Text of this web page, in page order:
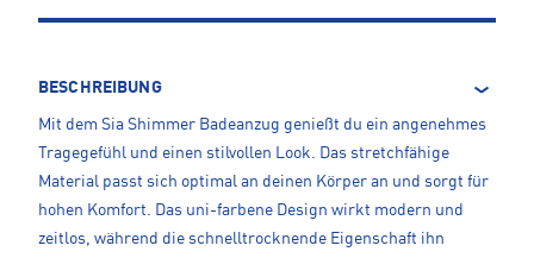
BESCHREIBUNG
Mit dem Sia Shimmer Badeanzug genießt du ein angenehmes
Tragegefühl und einen stilvollen Look. Das stretchfähige
Material passt sich optimal an deinen Körper an und sorgt für
hohen Komfort. Das uni-farbene Design wirkt modern und
zeitlos, während die schnelltrocknende Eigenschaft ihn